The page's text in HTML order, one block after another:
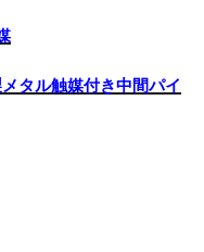
タル触媒付き中間パイ